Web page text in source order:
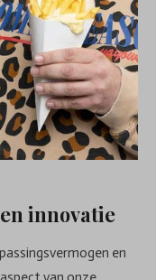
innovatie
en